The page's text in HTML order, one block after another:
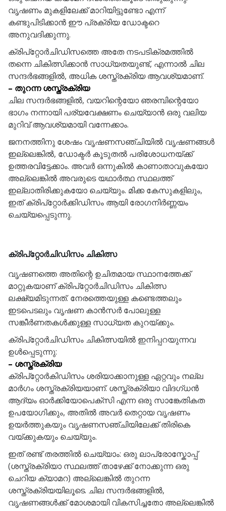
വൃഷണം മുകളിലേക്ക് മാറിയിട്ടുണ്ടോ എന്ന്
കണ്ടുപിടിക്കാൻ ഈ പ്രക്രിയ ഡോക്ടറെ
അനുവദിക്കുന്നു.
ക്രിപ്‌റ്റോർചിഡിസത്തെ അതേ നടപടിക്രമത്തിൽ
തന്നെ ചികിത്സിക്കാൻ സാധ്യതയുണ്ട്, എന്നാൽ ചില
സന്ദർഭങ്ങളിൽ, അധിക ശസ്ത്രക്രിയ ആവശ്യമാണ്.
– തുറന്ന ശസ്ത്രക്രിയ
ചില സന്ദർഭങ്ങളിൽ, വയറിന്റെയോ ഞരമ്പിന്റെയോ
ഭാഗം നന്നായി പര്യവേക്ഷണം ചെയ്യാൻ ഒരു വലിയ
മുറിവ് ആവശ്യമായി വന്നേക്കാം.
ജനനത്തിനു ശേഷം വൃഷണസഞ്ചിയിൽ വൃഷണങ്ങൾ
ഇല്ലെങ്കിൽ, ഡോക്ടർ കൂടുതൽ പരിശോധനയ്ക്ക്
ഉത്തരവിട്ടേക്കാം. അവർ ഒന്നുകിൽ കാണാതാവുകയോ
അല്ലെങ്കിൽ അവരുടെ യഥാർത്ഥ സ്ഥലത്ത്
ഇല്ലാതിരിക്കുകയോ ചെയ്യും. മിക്ക കേസുകളിലും,
ഇത് ക്രിപ്റ്റോർക്കിഡിസം ആയി രോഗനിർണ്ണയം
ചെയ്യപ്പെടുന്നു.
ക്രിപ്റ്റോർചിഡിസം ചികിത്സ
വൃഷണത്തെ അതിന്റെ ഉചിതമായ സ്ഥാനത്തേക്ക്
മാറ്റുകയാണ് ക്രിപ്‌റ്റോർചിഡിസം ചികിത്സ
ലക്ഷ്യമിടുന്നത്. നേരത്തെയുള്ള കണ്ടെത്തലും
ഇടപെടലും വൃഷണ കാൻസർ പോലുള്ള
സങ്കീർണതകൾക്കുള്ള സാധ്യത കുറയ്ക്കും.
ക്രിപ്‌റ്റോർചിഡിസം ചികിത്സയിൽ ഇനിപ്പറയുന്നവ
ഉൾപ്പെടുന്നു:
– ശസ്ത്രക്രിയ
ക്രിപ്‌റ്റോർകിഡിസം ശരിയാക്കാനുള്ള ഏറ്റവും നല്ല
മാർഗം ശസ്ത്രക്രിയയാണ്. ശസ്ത്രക്രിയാ വിദഗ്ധൻ
ആദ്യം ഓർക്കിയോപെക്സി എന്ന ഒരു സാങ്കേതികത
ഉപയോഗിക്കും, അതിൽ അവർ തെറ്റായ വൃഷണം
ഉയർത്തുകയും വൃഷണസഞ്ചിയിലേക്ക് തിരികെ
വയ്ക്കുകയും ചെയ്യും.
ഇത് രണ്ട് തരത്തിൽ ചെയ്യാം: ഒരു ലാപ്രോസ്കോപ്പ്
(ശസ്ത്രക്രിയാ സ്ഥലത്ത് താഴേക്ക് നോക്കുന്ന ഒരു
ചെറിയ ക്യാമറ) അല്ലെങ്കിൽ തുറന്ന
ശസ്ത്രക്രിയയിലൂടെ. ചില സന്ദർഭങ്ങളിൽ,
വൃഷണങ്ങൾക്ക് മോശമായി വികസിച്ചതോ അല്ലെങ്കിൽ